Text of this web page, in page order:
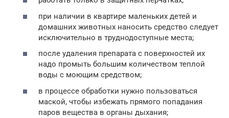
при наличии в квартире маленьких детей и
домашних животных наносить средство следует
исключительно в труднодоступные места;
после удаления препарата с поверхностей их
надо промыть большим количеством теплой
воды с моющим средством;
в процессе обработки нужно пользоваться
маской, чтобы избежать прямого попадания
паров вещества в органы дыхания;